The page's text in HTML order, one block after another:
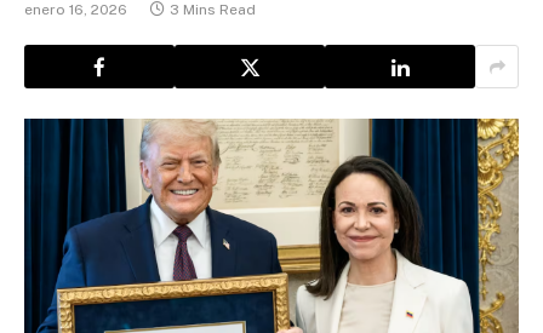
enero 16, 2026 3 Mins Read